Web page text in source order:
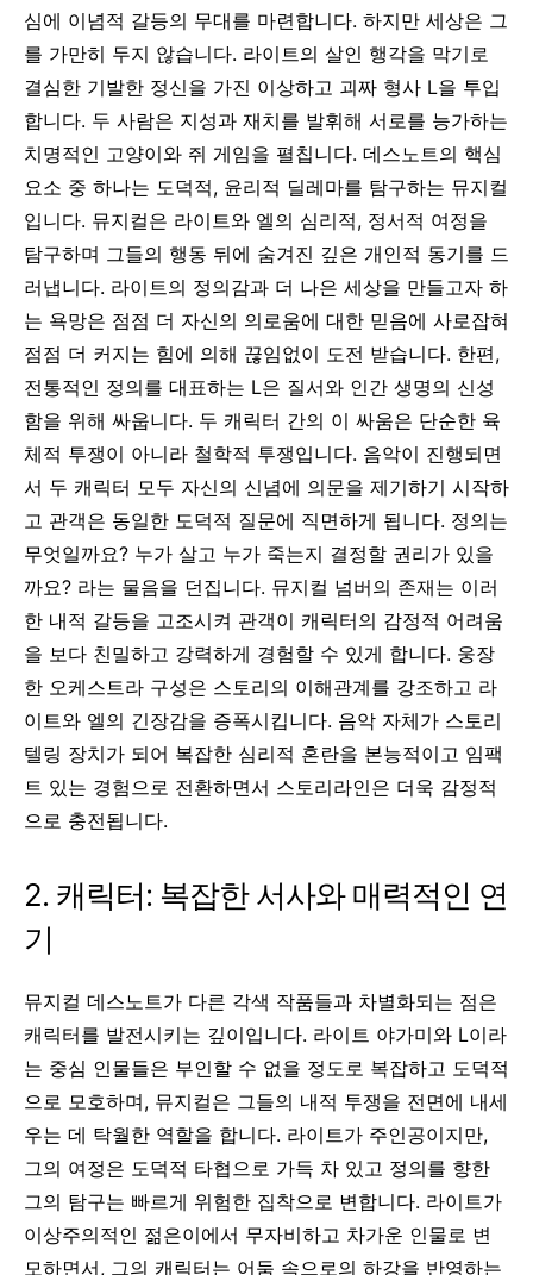
심에 이념적 갈등의 무대를 마련합니다. 하지만 세상은 그
를 가만히 두지 않습니다. 라이트의 살인 행각을 막기로
결심한 기발한 정신을 가진 이상하고 괴짜 형사 L을 투입
합니다. 두 사람은 지성과 재치를 발휘해 서로를 능가하는
치명적인 고양이와 쥐 게임을 펼칩니다. 데스노트의 핵심
요소 중 하나는 도덕적, 윤리적 딜레마를 탐구하는 뮤지컬
입니다. 뮤지컬은 라이트와 엘의 심리적, 정서적 여정을
탐구하며 그들의 행동 뒤에 숨겨진 깊은 개인적 동기를 드
러냅니다. 라이트의 정의감과 더 나은 세상을 만들고자 하
는 욕망은 점점 더 자신의 의로움에 대한 믿음에 사로잡혀
점점 더 커지는 힘에 의해 끊임없이 도전 받습니다. 한편,
전통적인 정의를 대표하는 L은 질서와 인간 생명의 신성
함을 위해 싸웁니다. 두 캐릭터 간의 이 싸움은 단순한 육
체적 투쟁이 아니라 철학적 투쟁입니다. 음악이 진행되면
서 두 캐릭터 모두 자신의 신념에 의문을 제기하기 시작하
고 관객은 동일한 도덕적 질문에 직면하게 됩니다. 정의는
무엇일까요? 누가 살고 누가 죽는지 결정할 권리가 있을
까요? 라는 물음을 던집니다. 뮤지컬 넘버의 존재는 이러
한 내적 갈등을 고조시켜 관객이 캐릭터의 감정적 어려움
을 보다 친밀하고 강력하게 경험할 수 있게 합니다. 웅장
한 오케스트라 구성은 스토리의 이해관계를 강조하고 라
이트와 엘의 긴장감을 증폭시킵니다. 음악 자체가 스토리
텔링 장치가 되어 복잡한 심리적 혼란을 본능적이고 임팩
트 있는 경험으로 전환하면서 스토리라인은 더욱 감정적
으로 충전됩니다.
2. 캐릭터: 복잡한 서사와 매력적인 연
기
뮤지컬 데스노트가 다른 각색 작품들과 차별화되는 점은
캐릭터를 발전시키는 깊이입니다. 라이트 야가미와 L이라
는 중심 인물들은 부인할 수 없을 정도로 복잡하고 도덕적
으로 모호하며, 뮤지컬은 그들의 내적 투쟁을 전면에 내세
우는 데 탁월한 역할을 합니다. 라이트가 주인공이지만,
그의 여정은 도덕적 타협으로 가득 차 있고 정의를 향한
그의 탐구는 빠르게 위험한 집착으로 변합니다. 라이트가
이상주의적인 젊은이에서 무자비하고 차가운 인물로 변
모하면서, 그의 캐릭터는 어둠 속으로의 하강을 반영하는